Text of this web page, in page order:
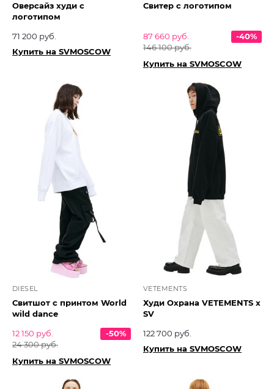
Оверсайз худи с
логотипом
71 200 руб.
Купить на SVMOSCOW
Свитер с логотипом
87 660 руб.
146 100 руб.
-40%
Купить на SVMOSCOW
DIESEL
Свитшот с принтом World
wild dance
12 150 руб.
24 300 руб.
-50%
Купить на SVMOSCOW
VETEMENTS
Худи Охрана VETEMENTS х
SV
122 700 руб.
Купить на SVMOSCOW